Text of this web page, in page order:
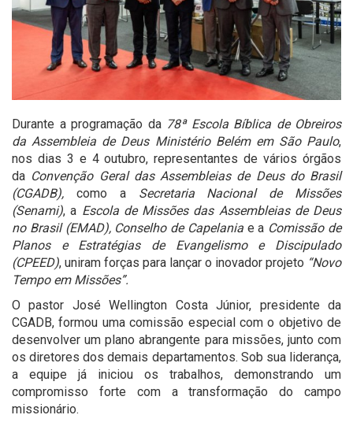
Durante a programação da 78ª Escola Bíblica de Obreiros
da Assembleia de Deus Ministério Belém em São Paulo,
nos dias 3 e 4 outubro, representantes de vários órgãos
da Convenção Geral das Assembleias de Deus do Brasil
(CGADB), como a Secretaria Nacional de Missões
(Senami), a Escola de Missões das Assembleias de Deus
no Brasil (EMAD), Conselho de Capelaniae a Comissão de
Planos e Estratégias de Evangelismo e Discipulado
(CPEED), uniram forças para lançar o inovador projeto “Novo
Tempo em Missões”.
O pastor José Wellington Costa Júnior, presidente da
CGADB, formou uma comissão especial com o objetivo de
desenvolver um plano abrangente para missões, junto com
os diretores dos demais departamentos. Sob sua liderança,
a equipe já iniciou os trabalhos, demonstrando um
compromisso forte com a transformação do campo
missionário.